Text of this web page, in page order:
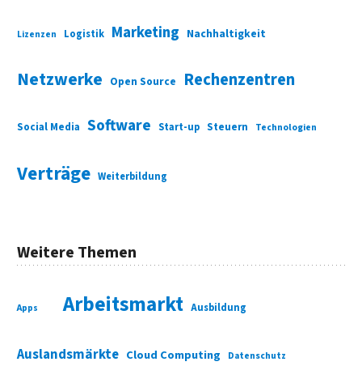
Lizenzen Logistik Marketing Nachhaltigkeit
Netzwerke Open Source Rechenzentren
Social Media Software Start-up Steuern Technologien
Verträge Weiterbildung
Weitere Themen
Apps Arbeitsmarkt Ausbildung
Auslandsmärkte Cloud Computing Datenschutz